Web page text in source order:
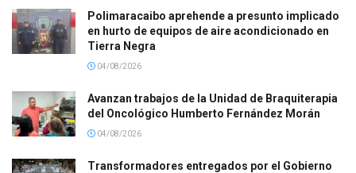
Polimaracaibo aprehende a presunto implicado
en hurto de equipos de aire acondicionado en
Tierra Negra
04/08/2026
Avanzan trabajos de la Unidad de Braquiterapia
del Oncológico Humberto Fernández Morán
04/08/2026
Transformadores entregados por el Gobierno